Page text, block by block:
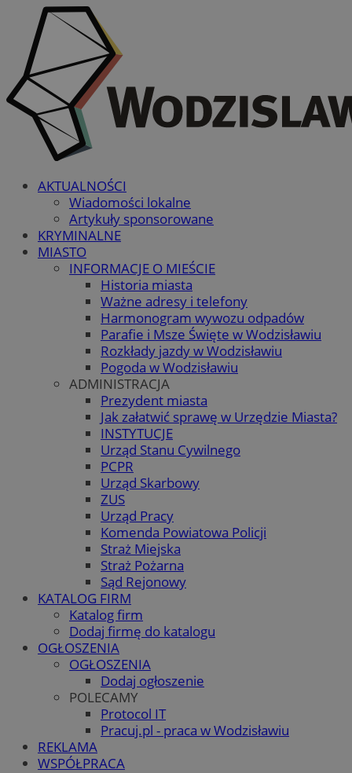
AKTUALNOŚCI
Wiadomości lokalne
Artykuły sponsorowane
KRYMINALNE
MIASTO
INFORMACJE O MIEŚCIE
Historia miasta
Ważne adresy i telefony
Harmonogram wywozu odpadów
Parafie i Msze Święte w Wodzisławiu
Rozkłady jazdy w Wodzisławiu
Pogoda w Wodzisławiu
ADMINISTRACJA
Prezydent miasta
Jak załatwić sprawę w Urzędzie Miasta?
INSTYTUCJE
Urząd Stanu Cywilnego
PCPR
Urząd Skarbowy
ZUS
Urząd Pracy
Komenda Powiatowa Policji
Straż Miejska
Straż Pożarna
Sąd Rejonowy
KATALOG FIRM
Katalog firm
Dodaj firmę do katalogu
OGŁOSZENIA
OGŁOSZENIA
Dodaj ogłoszenie
POLECAMY
Protocol IT
Pracuj.pl - praca w Wodzisławiu
REKLAMA
WSPÓŁPRACA